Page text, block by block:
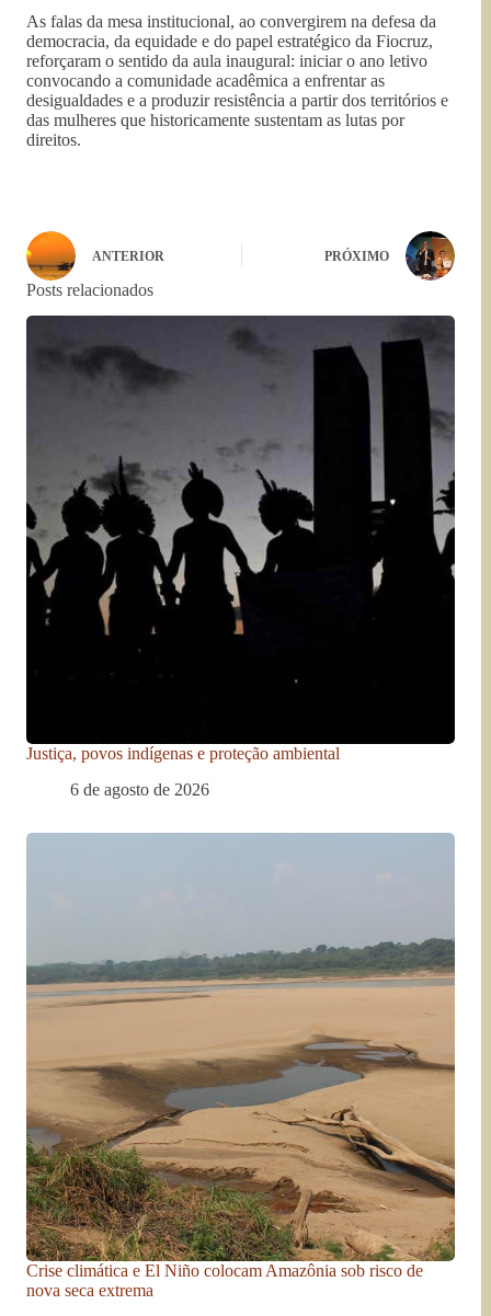
As falas da mesa institucional, ao convergirem na defesa da
democracia, da equidade e do papel estratégico da Fiocruz,
reforçaram o sentido da aula inaugural: iniciar o ano letivo
convocando a comunidade acadêmica a enfrentar as
desigualdades e a produzir resistência a partir dos territórios e
das mulheres que historicamente sustentam as lutas por
direitos.
ANTERIOR PRÓXIMO
Posts relacionados
Justiça, povos indígenas e proteção ambiental
6 de agosto de 2026
Crise climática e El Niño colocam Amazônia sob risco de
nova seca extrema